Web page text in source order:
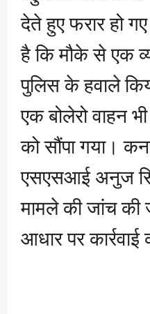
देते हुए फरार हो
है कि मौके से एक
पुलिस के हवाले
एक बोलेरो वाहन
को सौंपा गया।
एसएसआई अनुज
मामले की जांच की
आधार पर कार्रवाई